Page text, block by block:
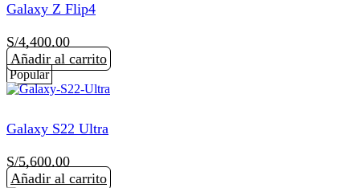
Galaxy Z Flip4
S/4,400.00
Añadir al carrito
Popular
Galaxy S22 Ultra
S/5,600.00
Añadir al carrito